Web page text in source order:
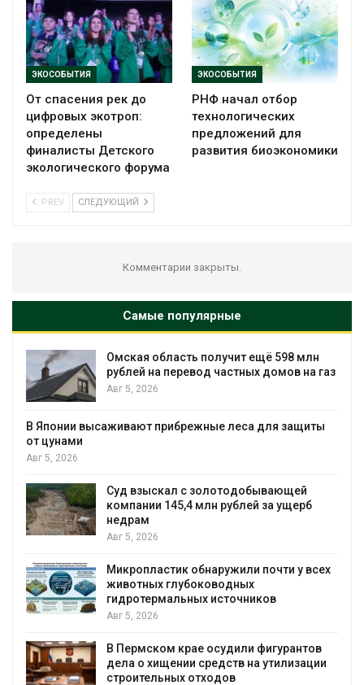
ЭКОСОБЫТИЯ
От спасения рек до
цифровых экотроп:
определены
финалисты Детского
экологического форума
ЭКОСОБЫТИЯ
РНФ начал отбор
технологических
предложений для
развития биоэкономики
PREV СЛЕДУЮЩИЙ
Комментарии закрыты.
Самые популярные
Омская область получит ещё 598 млн
рублей на перевод частных домов на газ
Авг 5, 2026
В Японии высаживают прибрежные леса для защиты
от цунами
Авг 5, 2026
Суд взыскал с золотодобывающей
компании 145,4 млн рублей за ущерб
недрам
Авг 5, 2026
Микропластик обнаружили почти у всех
животных глубоководных
гидротермальных источников
Авг 5, 2026
В Пермском крае осудили фигурантов
дела о хищении средств на утилизации
строительных отходов